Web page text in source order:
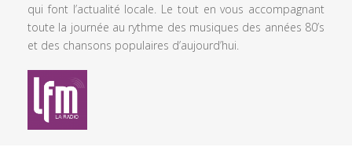
qui font l’actualité locale. Le tout en vous accompagnant
toute la journée au rythme des musiques des années 80’s
et des chansons populaires d’aujourd’hui.